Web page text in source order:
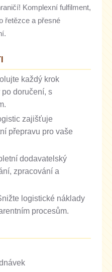
Komplexní fulfilment,
řetězce a přesné
každý krok
po doručení, s
zajišťuje
přepravu pro vaše
dodavatelský
zpracování a
logistické náklady
procesům.